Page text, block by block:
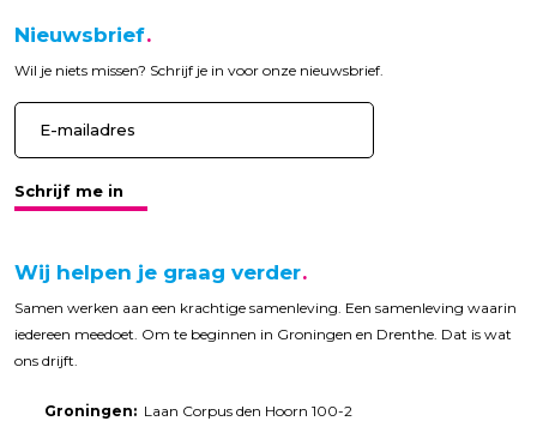
Wij helpen je graag verder
Samen werken aan een krachtige samenleving. Een samenleving waarin
iedereen meedoet. Om te beginnen in Groningen en Drenthe. Dat is wat
ons drijft.
Groningen: Laan Corpus den Hoorn 100-2
Nieuwsbrief
Wil je niets missen? Schrijf je in voor onze nieuwsbrief.
Schrijf me in